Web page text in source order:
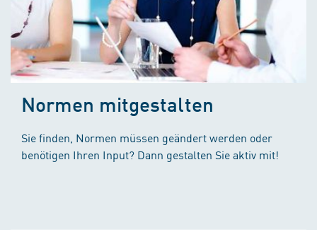
Normen mitgestalten
Sie finden, Normen müssen geändert werden oder
benötigen Ihren Input? Dann gestalten Sie aktiv mit!